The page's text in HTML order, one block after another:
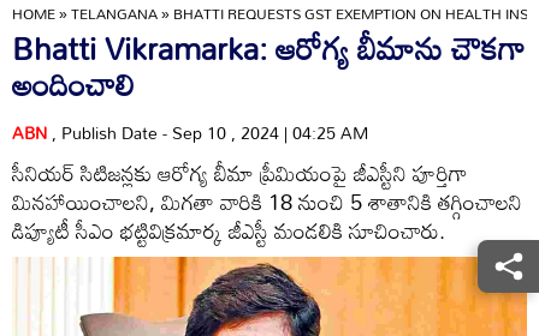
HOME»TELANGANA»BHATTI REQUESTS GST EXEMPTION ON HEALTH
Bhatti Vikramarka: ఆరోగ్య బీమాను చౌకగా
అందించాలి
ABN, Publish Date - Sep 10 , 2024 | 04:25 AM
సీనియర్‌ సిటిజన్లకు ఆరోగ్య బీమా ప్రీమియంపై జీఎస్టీని పూర్తిగా
మినహాయించాలని, మిగతా వారికి 18 నుంచి 5 శాతానికి తగ్గించాలని
డిప్యూటీ సీఎం భట్టివిక్రమార్క జీఎస్టీ మండలికి సూచించారు.